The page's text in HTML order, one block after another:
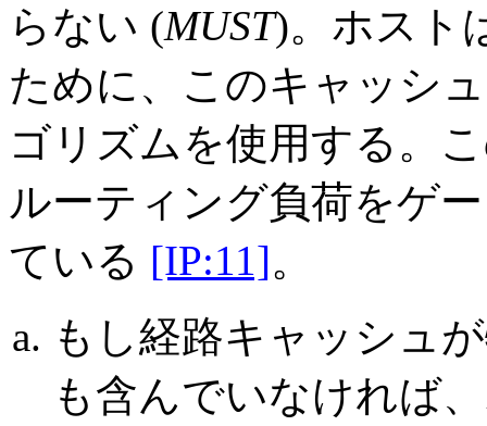
らない (MUST)。ホスト
ために、このキャッシ
ゴリズムを使用する。
ルーティング負荷をゲ
ている [IP:11]。
もし経路キャッシュ
も含んでいなければ